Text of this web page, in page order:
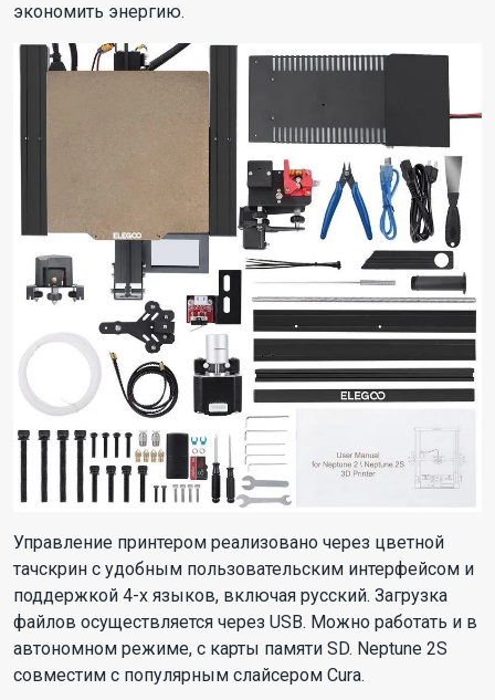
экономить энергию.
Управление принтером реализовано через цветной
тачскрин с удобным пользовательским интерфейсом и
поддержкой 4-х языков, включая русский. Загрузка
файлов осуществляется через USB. Можно работать и в
автономном режиме, с карты памяти SD. Neptune 2S
совместим с популярным слайсером Cura.